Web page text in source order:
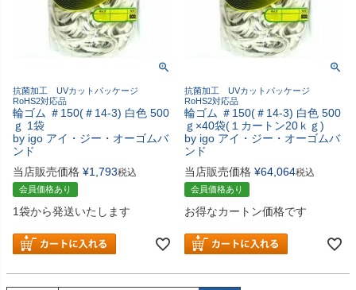
抗菌加工 UVカットパッケージ
RoHS2対応品
輪ゴム ＃150(＃14-3) 白色 500
ｇ 1袋
by igo アイ・ジー・オーゴムバ
ンド
当店販売価格 ¥1,793税込
会員価格あり
1袋から発送いたします
抗菌加工 UVカットパッケージ
RoHS2対応品
輪ゴム ＃150(＃14-3) 白色 500
ｇ×40袋(１カートン20ｋｇ)
by igo アイ・ジー・オーゴムバ
ンド
当店販売価格 ¥64,064税込
会員価格あり
お得なカートン価格です